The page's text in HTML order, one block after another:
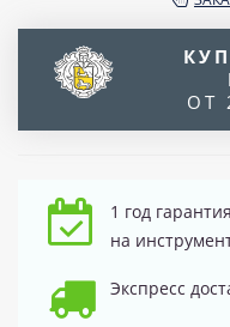
ОТ
1 год гарантия
на
Экспресс